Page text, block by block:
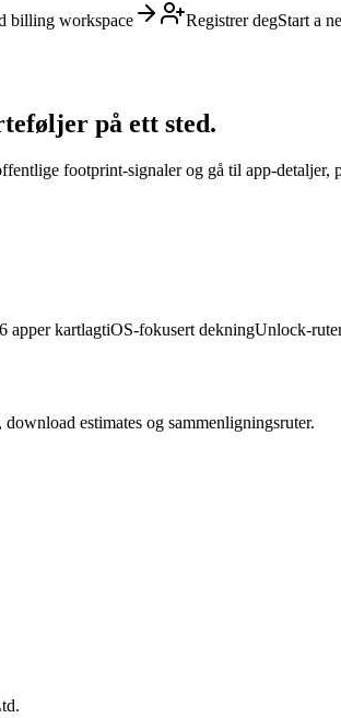
billing workspace Registrer degStart a
på ett sted.
footprint-signaler og gå til app-detaljer,
apper kartlagtiOS-fokusert dekningUnlock-
estimates og sammenligningsruter.